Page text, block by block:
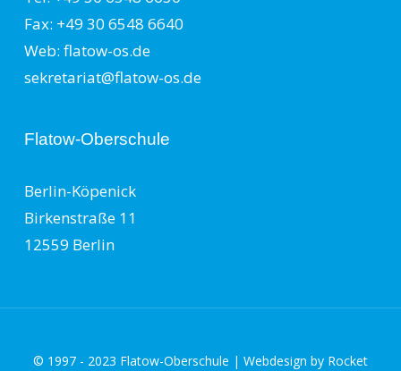
Fax: +49 30 6548 6640
Web: flatow-os.de
sekretariat@flatow-os.de
Flatow-Oberschule
Berlin-Köpenick
Birkenstraße 11
12559 Berlin
© 1997 - 2023 Flatow-Oberschule | Webdesign by Rocket